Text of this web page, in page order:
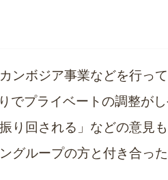
ンボジア事業などを行っ
でプライベートの調整が
り回される」などの意見
グループの方と付き合っ